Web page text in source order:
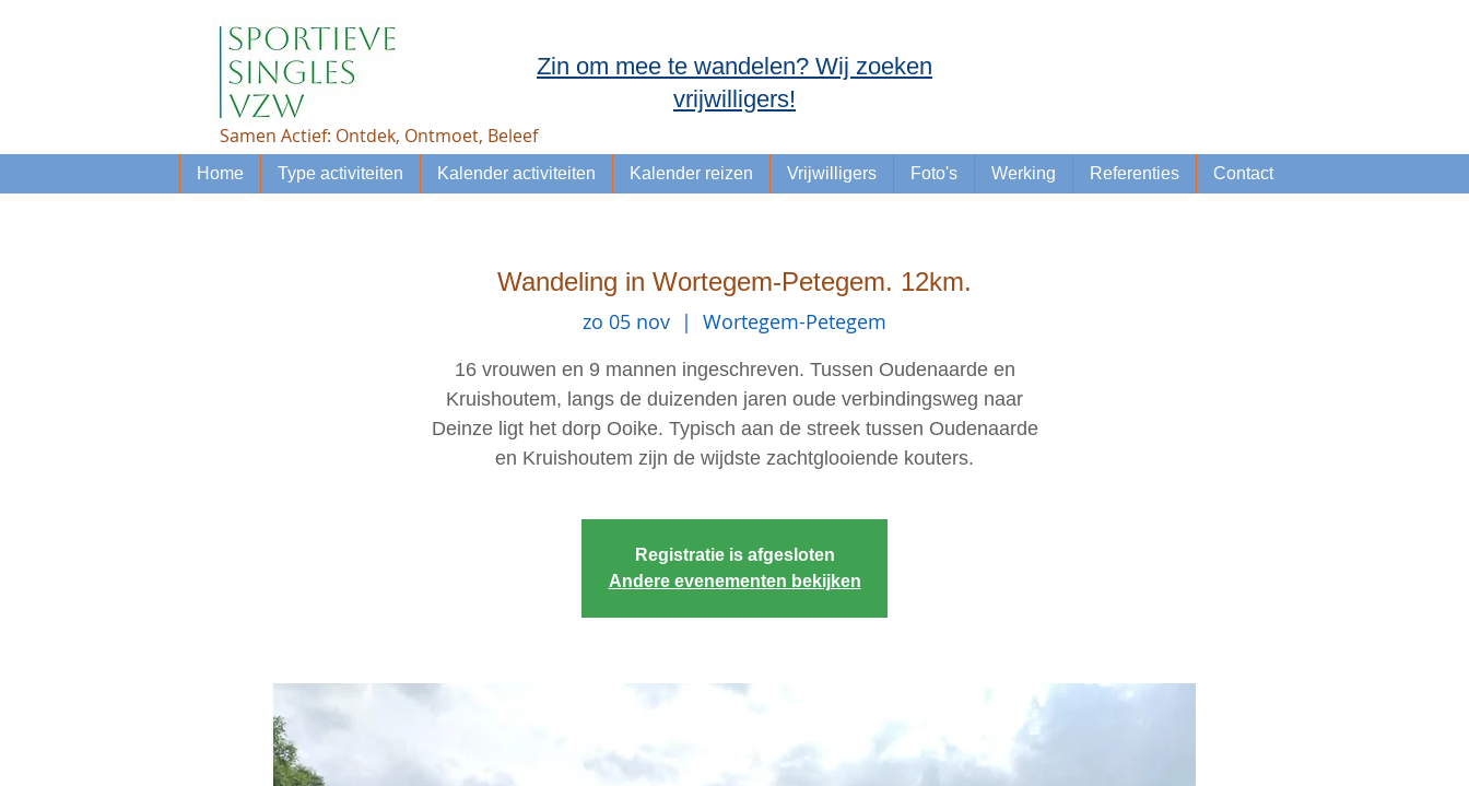
Samen Actief: Ontdek, Ontmoet, Beleef
Zin om mee te wandelen? Wij zoeken
vrijwilligers!
Home Type activiteiten Kalender activiteiten Kalender reizen Vrijwilligers Foto's Werking Referenties Contact
Wandeling in Wortegem-Petegem. 12km.
zo 05 nov
  |
Wortegem-Petegem
16 vrouwen en 9 mannen ingeschreven. Tussen Oudenaarde en
Kruishoutem, langs de duizenden jaren oude verbindingsweg naar
Deinze ligt het dorp Ooike. Typisch aan de streek tussen Oudenaarde
en Kruishoutem zijn de wijdste zachtglooiende kouters.
Registratie is afgesloten
Andere evenementen bekijken